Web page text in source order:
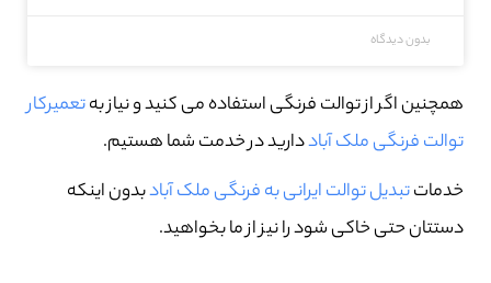
بدون دیدگاه
همچنین اگر از توالت فرنگی استفاده می کنید و نیاز بهتعمیرکار
توالت فرنگی ملک آباددارید در خدمت شما هستیم.
خدماتتبدیل توالت ایرانی به فرنگی ملک آبادبدون اینکه
دستتان حتی خاکی شود را نیز از ما بخواهید.